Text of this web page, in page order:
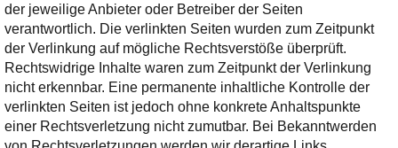
der jeweilige Anbieter oder Betreiber der Seiten
verantwortlich. Die verlinkten Seiten wurden zum Zeitpunkt
der Verlinkung auf mögliche Rechtsverstöße überprüft.
Rechtswidrige Inhalte waren zum Zeitpunkt der Verlinkung
nicht erkennbar. Eine permanente inhaltliche Kontrolle der
verlinkten Seiten ist jedoch ohne konkrete Anhaltspunkte
einer Rechtsverletzung nicht zumutbar. Bei Bekanntwerden